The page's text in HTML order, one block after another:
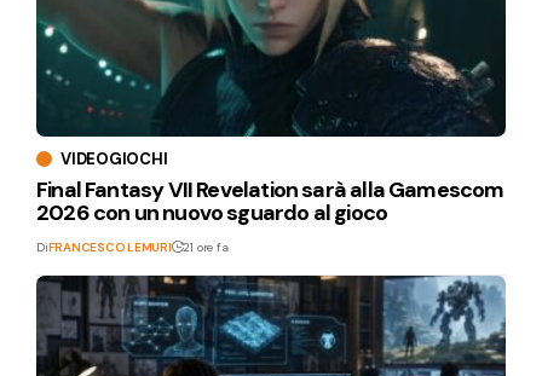
VIDEOGIOCHI
Final Fantasy VII Revelation sarà alla Gamescom
2026 con un nuovo sguardo al gioco
DiFRANCESCO LEMURI 21 ore fa